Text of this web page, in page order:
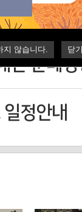
지 않습니다. 닫
지 않습니다. 닫
과정 프
산 순례
정안내